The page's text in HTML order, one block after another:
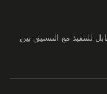
للتنفيذ مع التنسيق بين